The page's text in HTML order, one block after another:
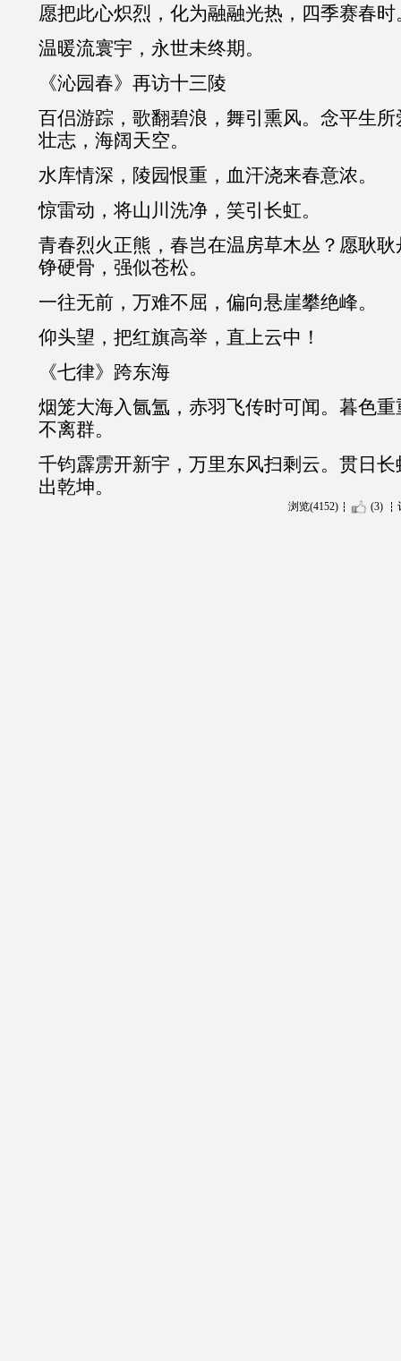
愿把此心炽烈，化为融融光热，四季赛春时
温暖流寰宇，永世未终期。
《沁园春》再访十三陵
百侣游踪，歌翻碧浪，舞引熏风。念平生
壮志，海阔天空。
水库情深，陵园恨重，血汗浇来春意浓。
惊雷动，将山川洗净，笑引长虹。
青春烈火正熊，春岂在温房草木丛？愿耿
铮硬骨，强似苍松。
一往无前，万难不屈，偏向悬崖攀绝峰。
仰头望，把红旗高举，直上云中！
《七律》跨东海
烟笼大海入氤氲，赤羽飞传时可闻。暮色
不离群。
千钧霹雳开新宇，万里东风扫剩云。贯日
出乾坤。
浏览(4152) (3)